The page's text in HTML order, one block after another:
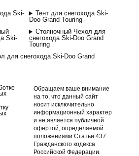
Ski-
Тент для снегохода Ski-
Doo Grand Touring
Ski-
Стояночный Чехол для
снегохода Ski-Doo Grand
Touring
для снегохода Ski-Doo Grand
Обращаем ваше внимание
на то, что данный сайт
носит исключительно
информационный характер
и не является публичной
офертой, определяемой
положениями Статьи 437
Гражданского кодекса
Российской Федерации.